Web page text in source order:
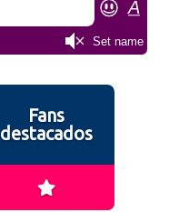
Fans
destacados